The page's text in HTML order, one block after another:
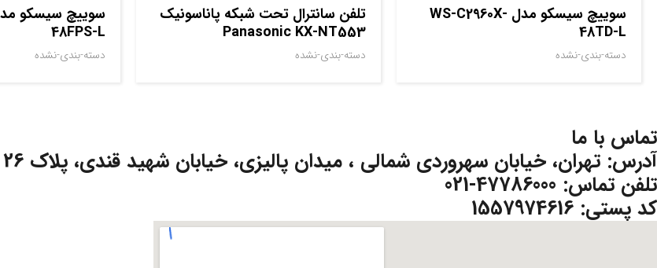
سوييچ سيسکو مدل WS-C2960X-
48TD-L
دسته-بندی-نشده
تلفن سانترال تحت شبکه پاناسونیک
Panasonic KX-NT553
دسته-بندی-نشده
48FPS-L
دسته-بندی-نشده
تماس با ما
آدرس: تهران، خیابان سهروردی شمالی ، میدان پالیزی، خیابان شهید قندی، پلاک 26 واحد 4
تلفن تماس: 47786000-021
کد پستی: 1557974616